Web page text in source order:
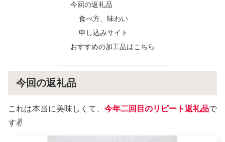
今回の返礼品
食べ方、味わい
申し込みサイト
おすすめの加工品はこちら
今回の返礼品
これは本当に美味しくて、 今年二回目のリピート返礼品で
す✌️